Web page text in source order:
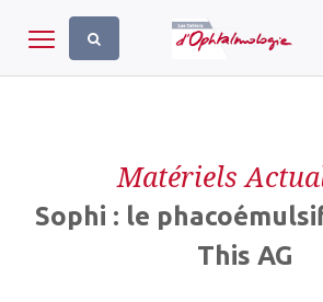
Toggle navigation
Matériels
Sophi : le
This AG
Panneau de gestion des cookies